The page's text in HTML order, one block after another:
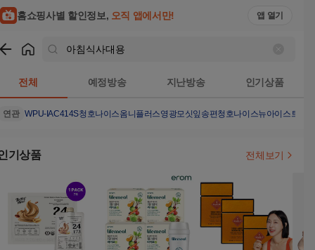
홈쇼핑사별 할인정보, 오직 앱에서만! 앱 열기
전체 예정방송 지난방송 인기상품
연관 WPU-IAC414S청호나이스옴니플러스영광모싯잎송편청호나이스뉴아이스트리
기상품 전체보기